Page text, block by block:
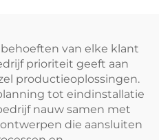
van elke klant
prioriteit geeft aan
productieoplossingen.
tot eindinstallatie
nauw samen met
die aansluiten